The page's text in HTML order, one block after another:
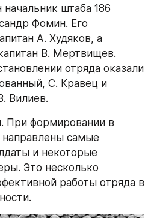
штаба 186
Фомин. Его
А. Худяков, а
В. Мертвищев.
отряда оказали
С. Кравец и
Вилиев.
При формировании в
самые
и некоторые
Это несколько
работы отряда в